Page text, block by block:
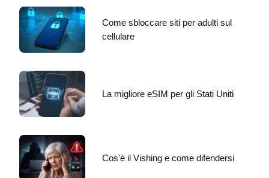
Come sbloccare siti per adulti sul
cellulare
La migliore eSIM per gli Stati Uniti
Cos'è il Vishing e come difendersi